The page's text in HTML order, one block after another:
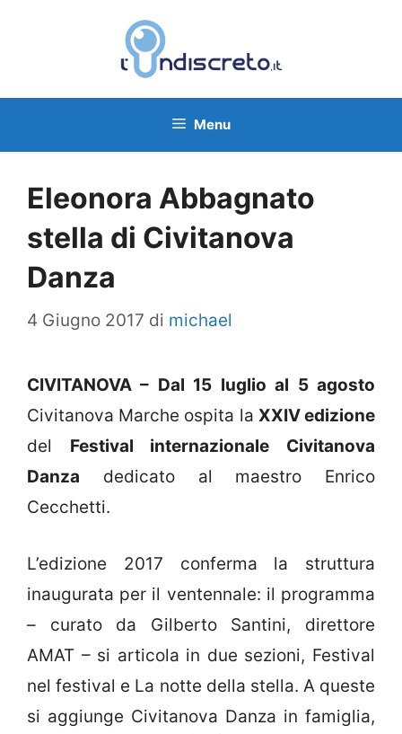
Menu
Eleonora Abbagnato
stella di Civitanova
Danza
4 Giugno 2017 di michael
CIVITANOVA – Dal 15 luglio al 5 agosto
Civitanova Marche ospita la XXIV edizione
del Festival internazionale Civitanova
Danza dedicato al maestro Enrico
Cecchetti.
L’edizione 2017 conferma la struttura
inaugurata per il ventennale: il programma
– curato da Gilberto Santini, direttore
AMAT – si articola in due sezioni, Festival
nel festival e La notte della stella. A queste
si aggiunge Civitanova Danza in famiglia,